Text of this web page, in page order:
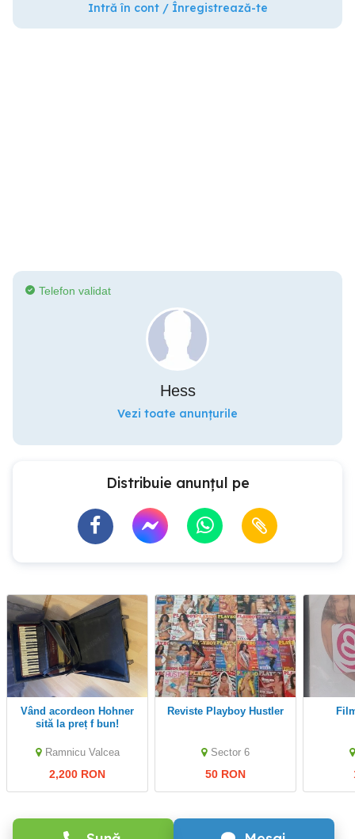
Intră în cont / Înregistrează-te
Telefon validat
Hess
Vezi toate anunțurile
Distribuie anunțul pe
Vând acordeon Hohner
sită la preț f bun!
Ramnicu Valcea
2,200 RON
Reviste Playboy Hustler
Sector 6
50 RON